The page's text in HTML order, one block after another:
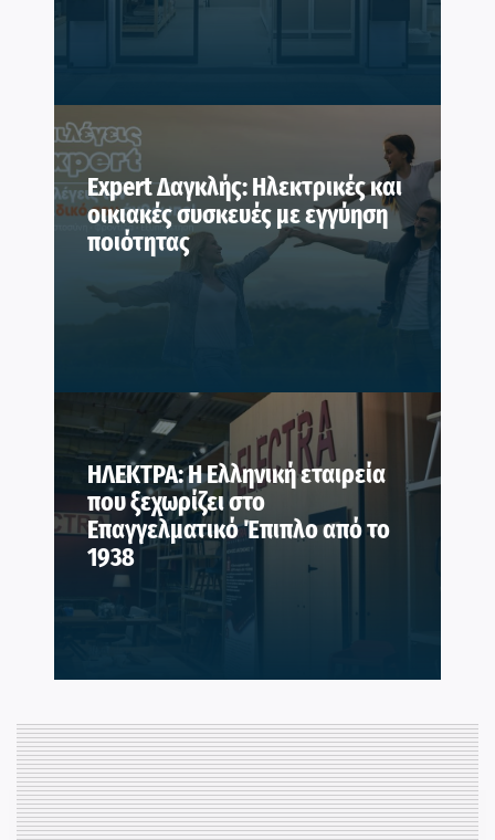
Expert Δαγκλής: Ηλεκτρικές και
οικιακές συσκευές με εγγύηση
ποιότητας
ΗΛΕΚΤΡΑ: Η Ελληνική εταιρεία
που ξεχωρίζει στο
Επαγγελματικό Έπιπλο από το
1938